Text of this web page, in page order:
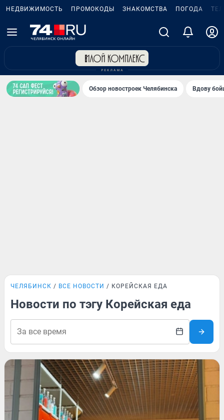
НЕДВИЖИМОСТЬ ПРОМОКОДЫ ЗНАКОМСТВА ПОГОДА
Обзор новостроек Челябинска Вдову
ЧЕЛЯБИНСК ВСЕ НОВОСТИ КОРЕЙСКАЯ ЕДА
Новости по тэгу Корейская еда